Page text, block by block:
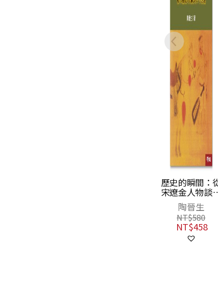
歷史的瞬間：
宋遼金人物談
三寸金蓮
陶晉生
NT$580
NT$458